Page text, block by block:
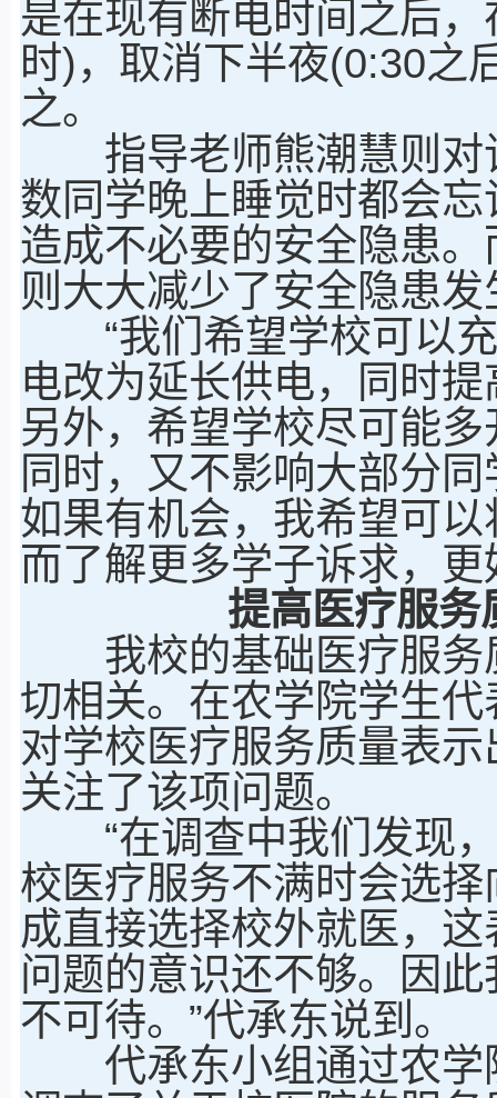
是在现有断电时间之后
时)，取消下半夜(0:30之
之。
指导老师熊潮慧则对
数同学晚上睡觉时都会
造成不必要的安全隐患
则大大减少了安全隐患发
“我们希望学校可以充
电改为延长供电，同时
另外，希望学校尽可能
同时，又不影响大部分
如果有机会，我希望可
而了解更多学子诉求，
提高医疗服务
我校的基础医疗服务
切相关。在农学院学生
对学校医疗服务质量表
关注了该项问题。
“在调查中我们发现，
校医疗服务不满时会选
成直接选择校外就医，
问题的意识还不够。因
不可待。”代承东说到。
代承东小组通过农学